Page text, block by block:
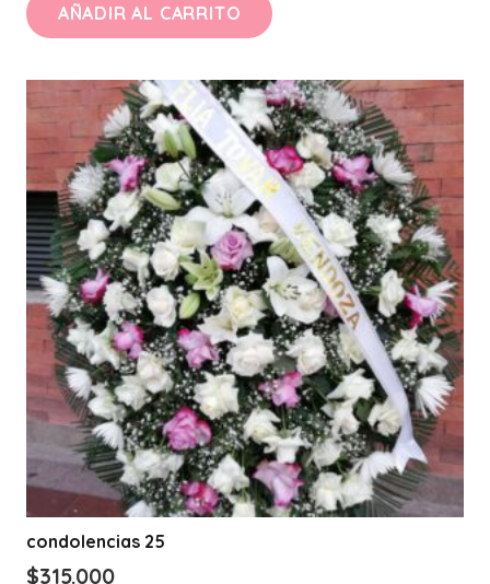
AÑADIR AL CARRITO
condolencias 25
$315.000